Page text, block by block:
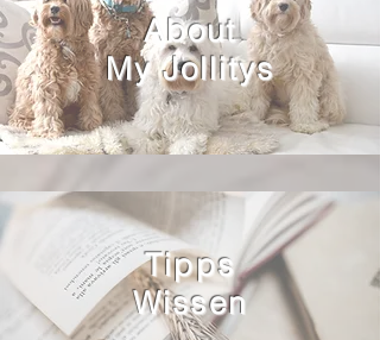
About
My Jollitys
Tipps
Wissen